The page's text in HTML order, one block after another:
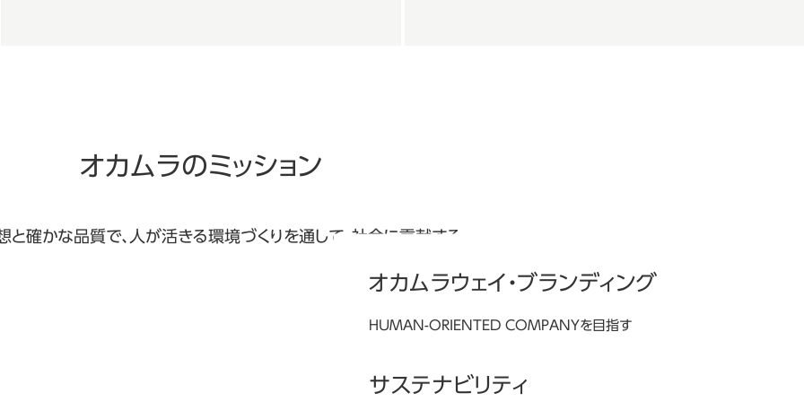
オカムラのミッション
と確かな品質で、人が活きる環境づくりを通して、社会に貢献する。
オカムラウェイ・ブランディング
HUMAN-ORIENTED COMPANYを目指す
ご紹介しています。
サステナビリティ